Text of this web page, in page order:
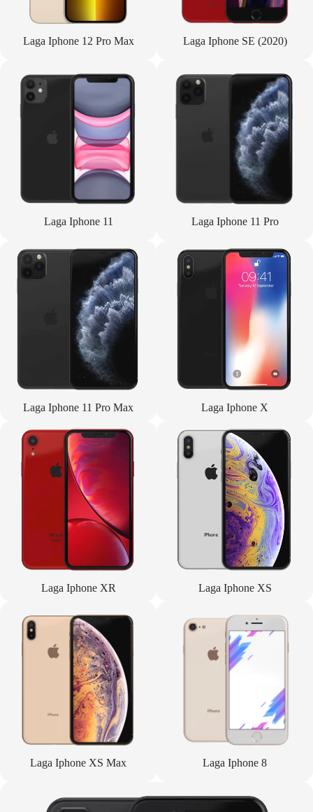
Laga Iphone 12 Pro Max Laga Iphone SE (2020)
Laga Iphone 11 Laga Iphone 11 Pro
Laga Iphone 11 Pro Max Laga Iphone X
Laga Iphone XR Laga Iphone XS
Laga Iphone XS Max Laga Iphone 8